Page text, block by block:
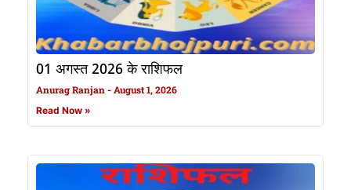
01 अगस्त 2026 के राशिफल
Anurag Ranjan August 1, 2026
Read Now »